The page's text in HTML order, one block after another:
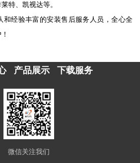
特、凯视达等。
和经验丰富的安装售后服务人员，全心全
产品展示 下载服务
微信关注我们